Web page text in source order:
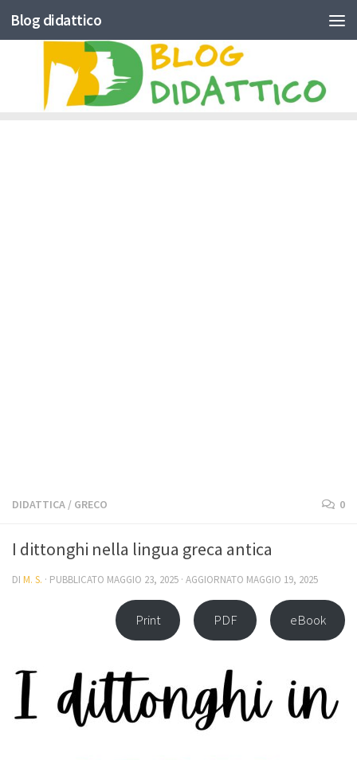
Skip to content
Blog didattico
DIDATTICA / GRECO 0
I dittonghi nella lingua greca antica
DI M. S. · PUBBLICATO MAGGIO 23, 2025 · AGGIORNATO MAGGIO 19, 2025
Print PDF eBook